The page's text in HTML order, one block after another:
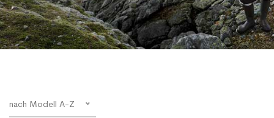
nach Modell A-Z